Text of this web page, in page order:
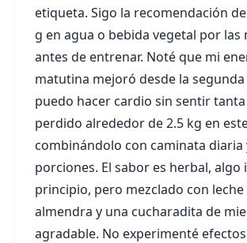
etiqueta. Sigo la recomendación
g en agua o bebida vegetal por las
antes de entrenar. Noté que mi
matutina mejoró desde la segunda
puedo hacer cardio sin sentir
perdido alrededor de 2.5 kg en
combinándolo con caminata
porciones. El sabor es herbal, algo
principio, pero mezclado con leche
almendra y una cucharadita de
agradable. No experimenté efectos